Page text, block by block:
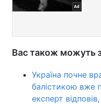
Вас також можуть
Україна почне
балістикою вже
експерт